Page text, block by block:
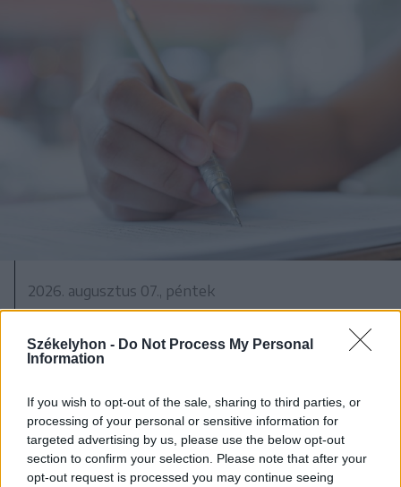
Székelyhon - Do Not Process My Personal
Information
If you wish to opt-out of the sale, sharing to third parties, or
processing of your personal or sensitive information for
targeted advertising by us, please use the below opt-out
section to confirm your selection. Please note that after your
opt-out request is processed you may continue seeing
2026. augusztus 07., péntek
kezdődő írásbeliken – így
készülhetnek a pótérettségizők